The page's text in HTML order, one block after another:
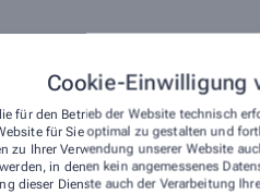
Cookie-Einwilligung
für den Betrieb der Website technisch
für Sie optimal zu gestalten und
zu Ihrer Verwendung unserer Website
in denen kein angemessenes
dieser Dienste auch der Verarbeitung
Bettbeutel) und
Inkontinenzmaterial
Vermittlung an